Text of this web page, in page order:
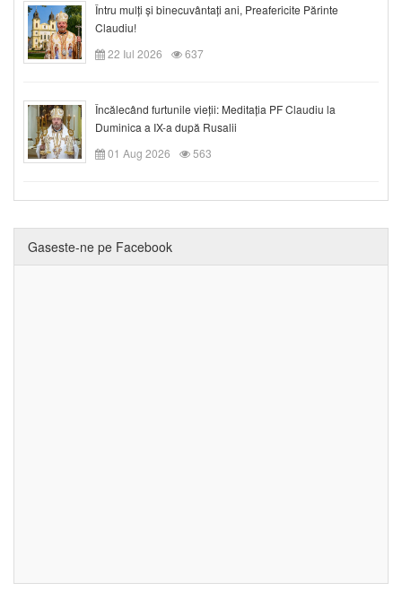
Întru mulți și binecuvântați ani, Preafericite Părinte
Claudiu!
22 Iul 2026
637
Încălecând furtunile vieții: Meditația PF Claudiu la
Duminica a IX-a după Rusalii
01 Aug 2026
563
Gaseste-ne pe Facebook